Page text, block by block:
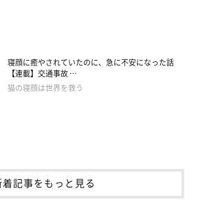
寝顔に癒やされていたのに、急に不安になった話
【連載】交通事故 …
猫の寝顔は世界を救う
着記事をもっと見る